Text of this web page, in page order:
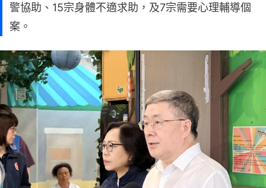
警協助、15宗身體不適求助，及7宗需要心理輔導個
案。